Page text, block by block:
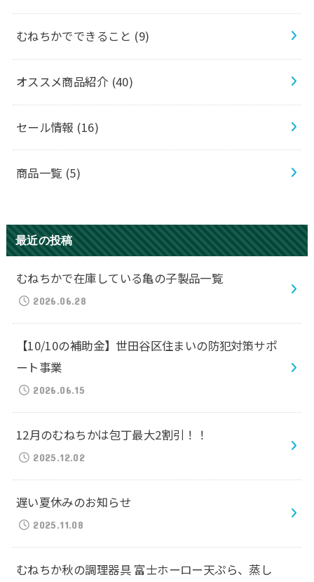
むねちかでできること (9)
オススメ商品紹介 (40)
セール情報 (16)
商品一覧 (5)
最近の投稿
むねちかで在庫している亀の子製品一覧
2026.06.28
【10/10の補助金】世田谷区住まいの防犯対策サポ
ート事業
2026.06.15
12月のむねちかは包丁最大2割引！！
2025.12.02
遅い夏休みのお知らせ
2025.11.08
むねちか秋の調理器具 富士ホーロー天ぷら、蒸し